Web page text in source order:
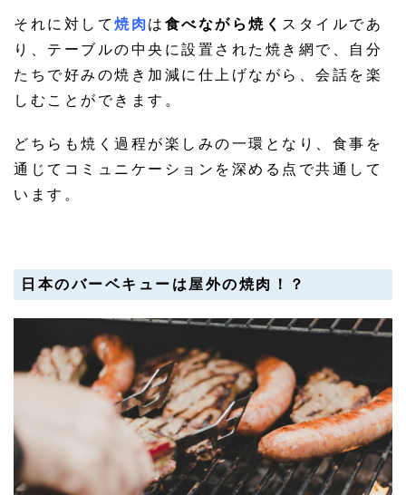
それに対して 焼肉 は 食べながら焼く スタイルであ
り、テーブルの中央に設置された焼き網で、自分
たちで好みの焼き加減に仕上げながら、会話を楽
しむことができます。
どちらも焼く過程が楽しみの一環となり、食事を
通じてコミュニケーションを深める点で共通して
います。
日本のバーベキューは屋外の焼肉！？